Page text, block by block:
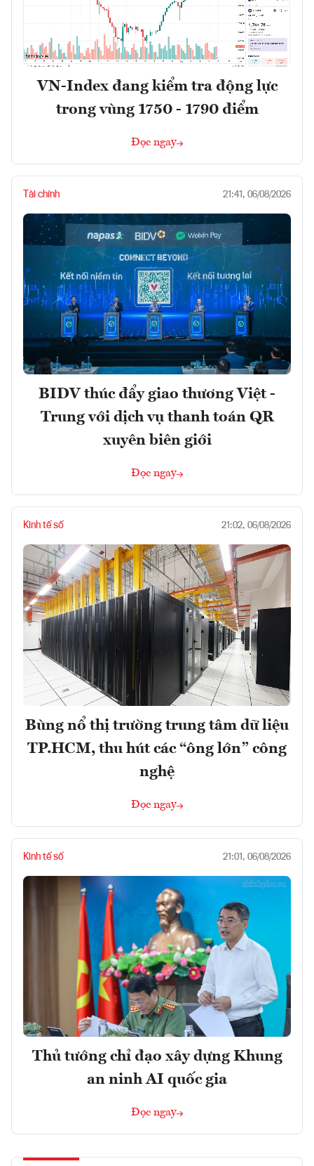
VN-Index đang kiểm tra động lực
trong vùng 1750 - 1790 điểm
Đọc ngay
Tài chính 21:41, 06/08/2026
BIDV thúc đẩy giao thương Việt -
Trung với dịch vụ thanh toán QR
xuyên biên giới
Đọc ngay
Kinh tế số 21:02, 06/08/2026
Bùng nổ thị trường trung tâm dữ liệu
TP.HCM, thu hút các “ông lớn” công
nghệ
Đọc ngay
Kinh tế số 21:01, 06/08/2026
Thủ tướng chỉ đạo xây dựng Khung
an ninh AI quốc gia
Đọc ngay